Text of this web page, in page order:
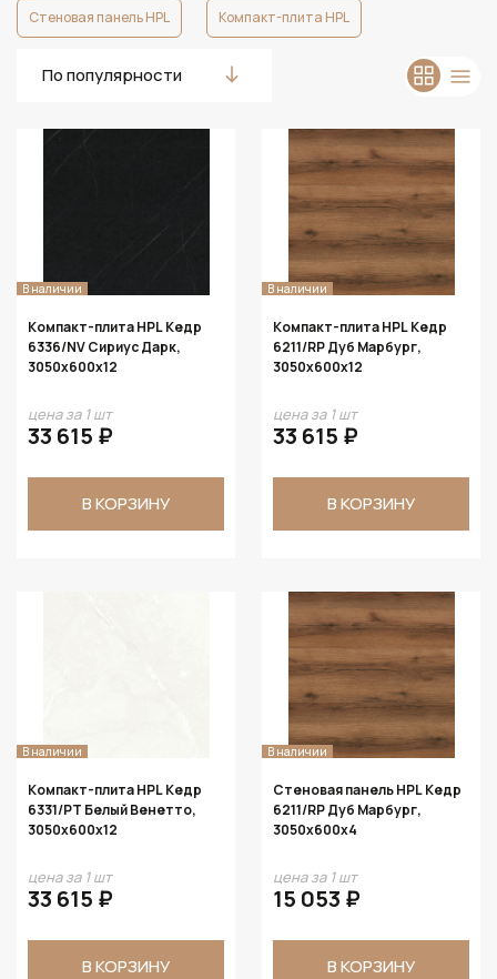
Стеновая панель HPL Компакт-плита HPL
По популярности
В наличии
Компакт-плита HPL Кедр
6336/NV Сириус Дарк,
3050х600х12
цена за 1 шт
33 615 ₽
В КОРЗИНУ
В наличии
Компакт-плита HPL Кедр
6211/RP Дуб Марбург,
3050х600х12
цена за 1 шт
33 615 ₽
В КОРЗИНУ
В наличии
Компакт-плита HPL Кедр
6331/PT Белый Венетто,
3050х600х12
цена за 1 шт
33 615 ₽
В КОРЗИНУ
В наличии
Стеновая панель HPL Кедр
6211/RP Дуб Марбург,
3050х600х4
цена за 1 шт
15 053 ₽
В КОРЗИНУ